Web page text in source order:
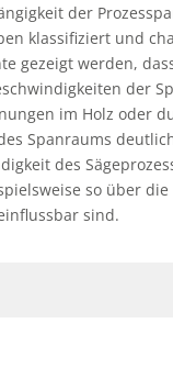
der
klassifiziert und
gezeigt werden,
der
im Holz oder
Spanraums
des
so über die
sind.